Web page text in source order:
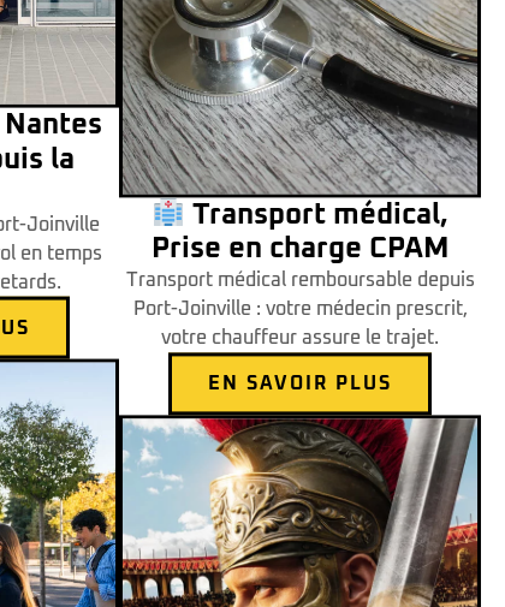
la
Joinville
en temps
Transport médical,
Prise en charge CPAM
Transport médical remboursable depuis
Port-Joinville : votre médecin prescrit,
votre chauffeur assure le trajet.
EN SAVOIR PLUS